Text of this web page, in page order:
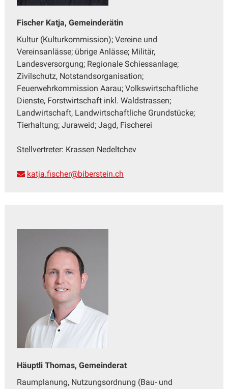
Fischer Katja, Gemeinderätin
Kultur (Kulturkommission); Vereine und
Vereinsanlässe; übrige Anlässe; Militär,
Landesversorgung; Regionale Schiessanlage;
Zivilschutz, Notstandsorganisation;
Feuerwehrkommission Aarau; Volkswirtschaftliche
Dienste, Forstwirtschaft inkl. Waldstrassen;
Landwirtschaft, Landwirtschaftliche Grundstücke;
Tierhaltung; Juraweid; Jagd, Fischerei
Stellvertreter: Krassen Nedeltchev
katja.fischer@biberstein.ch
Häuptli Thomas, Gemeinderat
Raumplanung, Nutzungsordnung (Bau- und